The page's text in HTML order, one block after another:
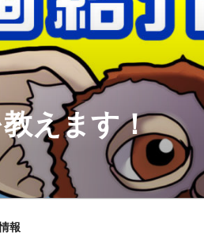
えます！
報